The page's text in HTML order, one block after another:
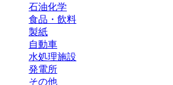
石油化学
食品・飲料
製紙
自動車
水処理施設
発電所
その他